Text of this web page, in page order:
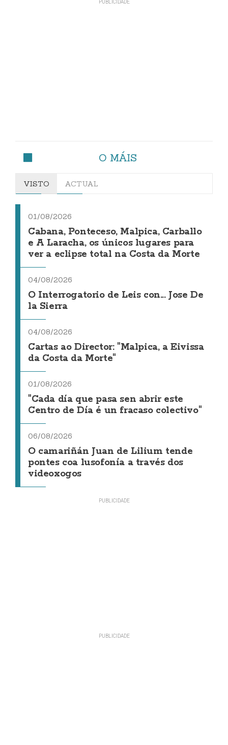
O MÁIS
VISTO ACTUAL
01/08/2026
Cabana, Ponteceso, Malpica, Carballo
e A Laracha, os únicos lugares para
ver a eclipse total na Costa da Morte
04/08/2026
O Interrogatorio de Leis con... Jose De
la Sierra
04/08/2026
Cartas ao Director: "Malpica, a Eivissa
da Costa da Morte"
01/08/2026
"Cada día que pasa sen abrir este
Centro de Día é un fracaso colectivo"
06/08/2026
O camariñán Juan de Lilium tende
pontes coa lusofonía a través dos
videoxogos